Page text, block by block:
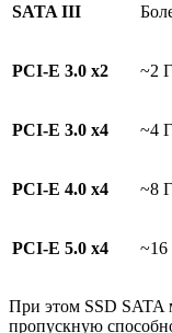
SATA III
PCI-E 3.0 х2 ~2
PCI-E 3.0 х4 ~4
PCI-E 4.0 х4 ~8
PCI-E 5.0 х4 ~16
При этом SSD SATA
пропускную